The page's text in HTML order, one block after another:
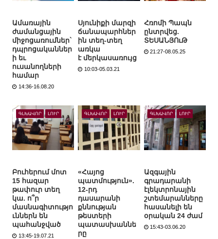
Ամառային
ժամանցային
միջոցառումներ`
դպրոցականներ
ի եւ
ուսանողների
համար
14:36-16.08.20
Սյունիքի մարզի
ճանապարհներ
ին տեղ-տեղ
առկա
է մերկասառույց
10:03-05.03.21
Հռոմի Պապն
ընտրվեց.
ՏԵՍԱՆՅՈւԹ
21:27-08.05.25
ԳԼԽԱՎՈՐ ԼՈՒՐ
Բուհերում մոտ
15 հազար
թափուր տեղ
կա. ո՞ր
մասնագիտությո
ւններն են
պահանջված
13:45-19.07.21
ԳԼԽԱՎՈՐ ԼՈՒՐ
«Հայոց
պատմություն».
12-րդ
դասարանի
քննության
թեստերի
պատասխաննե
րը
ԳԼԽԱՎՈՐ ԼՈՒՐ
Ազգային
գրադարանի
էլեկտրոնային
շտեմարանները
հասանելի են
օրական 24 ժամ
15:43-03.06.20